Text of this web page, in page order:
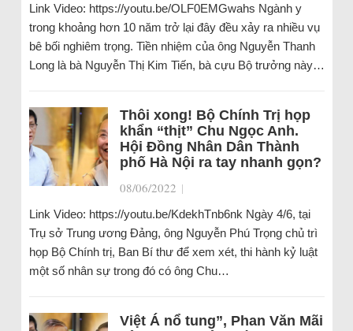
Link Video: https://youtu.be/OLF0EMGwahs Ngành y
trong khoảng hơn 10 năm trở lại đây đều xảy ra nhiều vụ
bê bối nghiêm trọng. Tiền nhiệm của ông Nguyễn Thanh
Long là bà Nguyễn Thị Kim Tiến, bà cựu Bộ trưởng này…
Thôi xong! Bộ Chính Trị họp
khẩn “thịt” Chu Ngọc Anh.
Hội Đồng Nhân Dân Thành
phố Hà Nội ra tay nhanh gọn?
08/06/2022 |
Link Video: https://youtu.be/KdekhTnb6nk Ngày 4/6, tại
Trụ sở Trung ương Đảng, ông Nguyễn Phú Trọng chủ trì
họp Bộ Chính trị, Ban Bí thư để xem xét, thi hành kỷ luật
một số nhân sự trong đó có ông Chu…
Việt Á nổ tung”, Phan Văn Mãi